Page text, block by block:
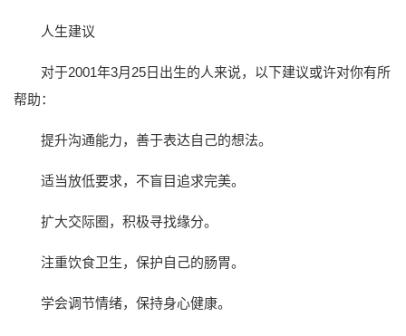
人生建议
对于2001年3月25日出生的人来说，以下建议或许对你有所
帮助：
提升沟通能力，善于表达自己的想法。
适当放低要求，不盲目追求完美。
扩大交际圈，积极寻找缘分。
注重饮食卫生，保护自己的肠胃。
学会调节情绪，保持身心健康。